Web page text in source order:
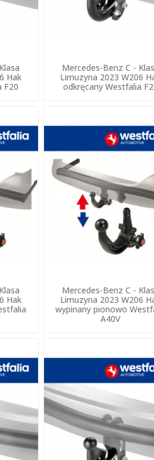
Hak
F20
Mercedes-Benz C -
Limuzyna 2023 W206
odkręcany Westfalia
Hak
Mercedes-Benz C -
Limuzyna 2023 W206
wypinany pionowo
A40V